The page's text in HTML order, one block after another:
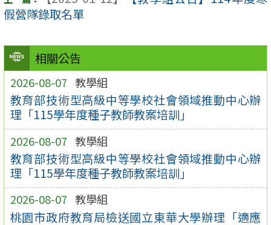
相關公告
2026-08-07 教學組
教育部技術型高級中等學校社會領域推動中心辦
理「115學年度種子教師教案培訓」
2026-08-07 教學組
教育部技術型高級中等學校社會領域推動中心辦
理「115學年度種子教師教案培訓」
2026-08-07 教學組
桃園市政府教育局檢送國立東華大學辦理「適應
假營隊錄取名單